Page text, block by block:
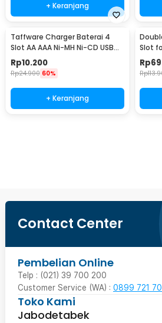
+ Keranjang
Taffware Charger Baterai 4
Slot AA AAA Ni-MH Ni-CD USB
Plug - B-04
Rp10.200
Rp24.900 60%
+ Keranjang
Slot
Light -
Rp
Rp
Contact Center
Pembelian Online
Telp : (021) 39 700 200
Customer Service (WA) : 0899 721
Toko Kami
Jabodetabek